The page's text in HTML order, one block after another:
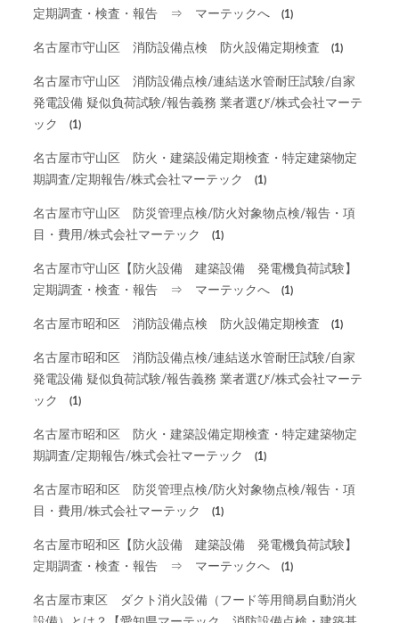
定期調査・検査・報告 ⇒ マーテックへ
(1)
名古屋市守山区 消防設備点検 防火設備定期検査 (1)
名古屋市守山区 消防設備点検/連結送水管耐圧試験/自家
発電設備 疑似負荷試験/報告義務 業者選び/株式会社マーテ
ック
(1)
名古屋市守山区 防火・建築設備定期検査・特定建築物定
期調査/定期報告/株式会社マーテック
(1)
名古屋市守山区 防災管理点検/防火対象物点検/報告・項
目・費用/株式会社マーテック
(1)
名古屋市守山区【防火設備 建築設備 発電機負荷試験】
定期調査・検査・報告 ⇒ マーテックへ
(1)
名古屋市昭和区 消防設備点検 防火設備定期検査 (1)
名古屋市昭和区 消防設備点検/連結送水管耐圧試験/自家
発電設備 疑似負荷試験/報告義務 業者選び/株式会社マーテ
ック
(1)
名古屋市昭和区 防火・建築設備定期検査・特定建築物定
期調査/定期報告/株式会社マーテック
(1)
名古屋市昭和区 防災管理点検/防火対象物点検/報告・項
目・費用/株式会社マーテック
(1)
名古屋市昭和区【防火設備 建築設備 発電機負荷試験】
定期調査・検査・報告 ⇒ マーテックへ
(1)
名古屋市東区 ダクト消火設備（フード等用簡易自動消火